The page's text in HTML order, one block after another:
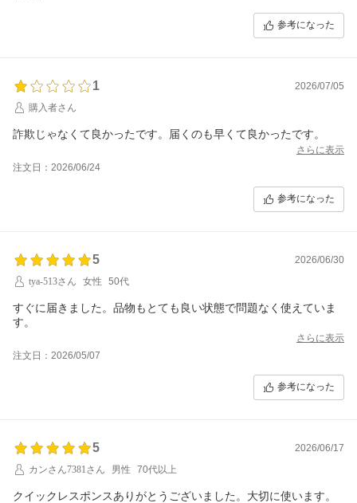
参考になった
1
2026/07/05
購入者さん
詐欺じゃなくて良かったです。届くのも早くて良かったです。
さらに表示
注文日：2026/06/24
参考になった
5
2026/06/30
tya-513さん
女性 50代
すぐに届きました。品物もとても良い状態で問題なく使えていま
す。
さらに表示
注文日：2026/05/07
参考になった
5
2026/06/17
カンさん7381さん
男性 70代以上
クイックレスポンスありがとうございました。大切に使います。